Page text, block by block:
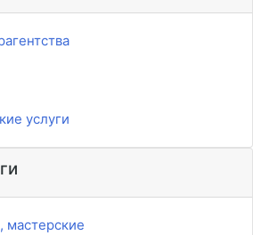
услуги
мастерские